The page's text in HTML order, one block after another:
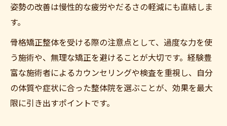
姿勢の改善は慢性的な疲労やだるさの軽減にも直結しま
す。
骨格矯正整体を受ける際の注意点として、過度な力を使
う施術や、無理な矯正を避けることが大切です。経験豊
富な施術者によるカウンセリングや検査を重視し、自分
の体質や症状に合った整体院を選ぶことが、効果を最大
限に引き出すポイントです。